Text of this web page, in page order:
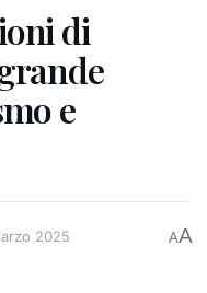
di
e
2025 AA